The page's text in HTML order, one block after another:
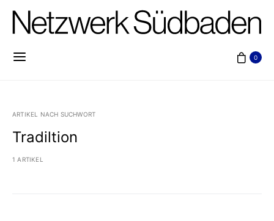
0
ARTIKEL NACH SUCHWORT
Tradiltion
1 ARTIKEL